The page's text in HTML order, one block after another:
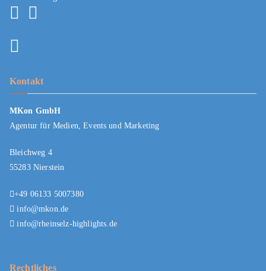
Kontakt
MKon GmbH
Agentur für Medien, Events und Marketing
Bleichweg 4
55283 Nierstein
+49 06133 5007380
info@mkon.de
info@rheinselz-highlights.de
Rechtliches